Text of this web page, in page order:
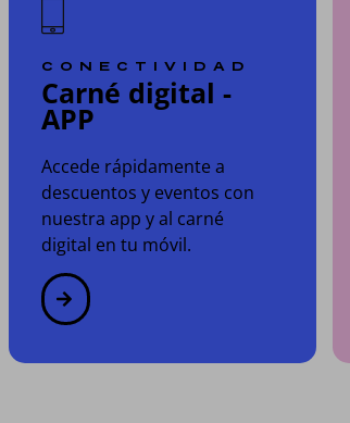
CONECTIVIDAD
Carné digital -
APP
Accede rápidamente a
descuentos y eventos con
nuestra app y al carné
digital en tu móvil.